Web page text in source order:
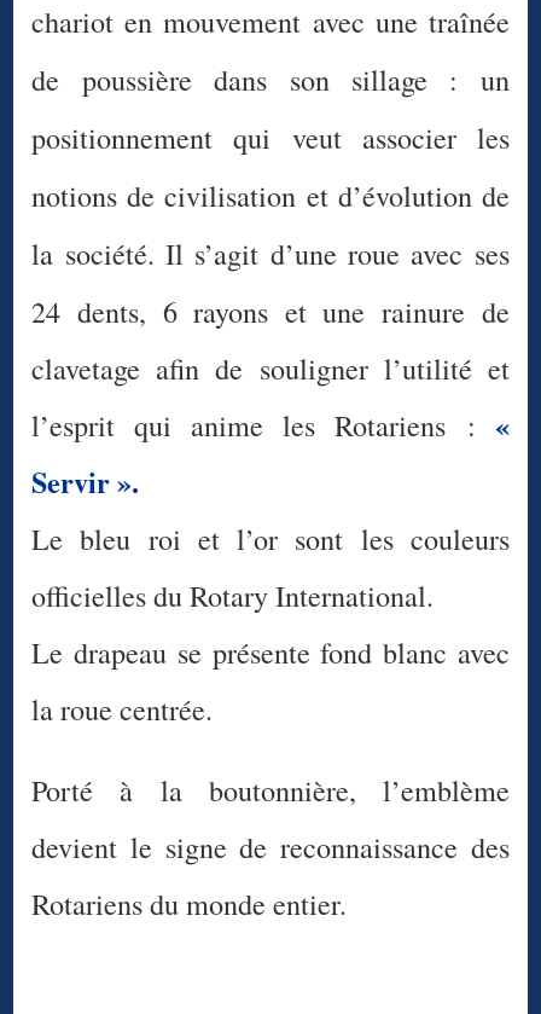
chariot en mouvement avec une traînée
de poussière dans son sillage : un
positionnement qui veut associer les
notions de civilisation et d’évolution de
la société. Il s’agit d’une roue avec ses
24 dents, 6 rayons et une rainure de
clavetage afin de souligner l’utilité et
l’esprit qui anime les Rotariens : «
Servir ».
Le bleu roi et l’or sont les couleurs
officielles du Rotary International.
Le drapeau se présente fond blanc avec
la roue centrée.
Porté à la boutonnière, l’emblème
devient le signe de reconnaissance des
Rotariens du monde entier.